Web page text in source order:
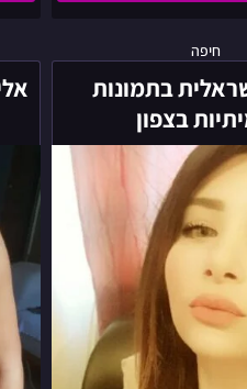
חיפה
בתמונות
בצפון
רוסיה
ישראלית
בתמונות
אמיתיות
בצפון